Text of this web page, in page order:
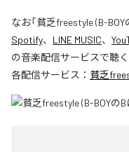
なお「貧乏freestyle (B-
Spotify、 LINE MUSIC、
の音楽配信サービスで聴く
各配信サービス： 貧乏